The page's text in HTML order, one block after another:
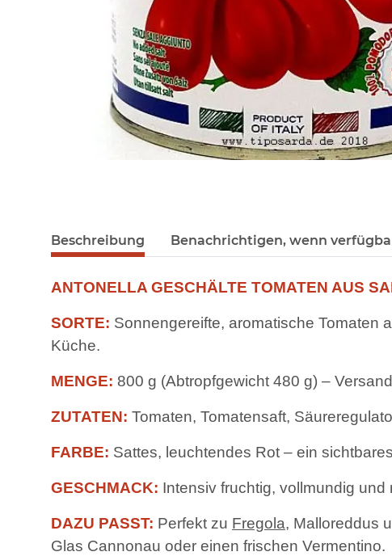
Beschreibung Benachrichtigen, wenn
ANTONELLA GESCHÄLTE TOMATEN AUS
SORTE: Sonnengereifte, aromatische Tomaten
Küche.
MENGE: 800 g (Abtropfgewicht 480 g) –
ZUTATEN: Tomaten, Tomatensaft,
FARBE: Sattes, leuchtendes Rot – ein
GESCHMACK: Intensiv fruchtig, vollmundig
DAZU PASST: Perfekt zu Fregola, Malloreddus
Glas Cannonau oder einen frischen Vermentino.